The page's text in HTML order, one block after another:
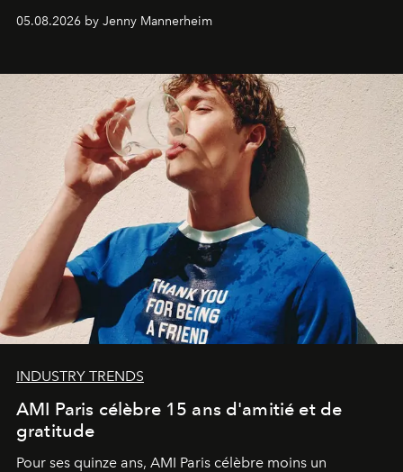
une approche aussi intuitive que personnelle :
05.08.2026 by Jenny Mannerheim
INDUSTRY TRENDS
AMI Paris célèbre 15 ans d'amitié et de
gratitude
Pour ses quinze ans, AMI Paris célèbre moins un